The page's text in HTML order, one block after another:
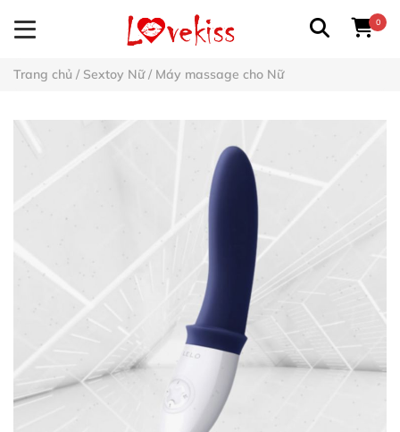
0
Trang chủ / Sextoy Nữ/ Máy massage cho Nữ